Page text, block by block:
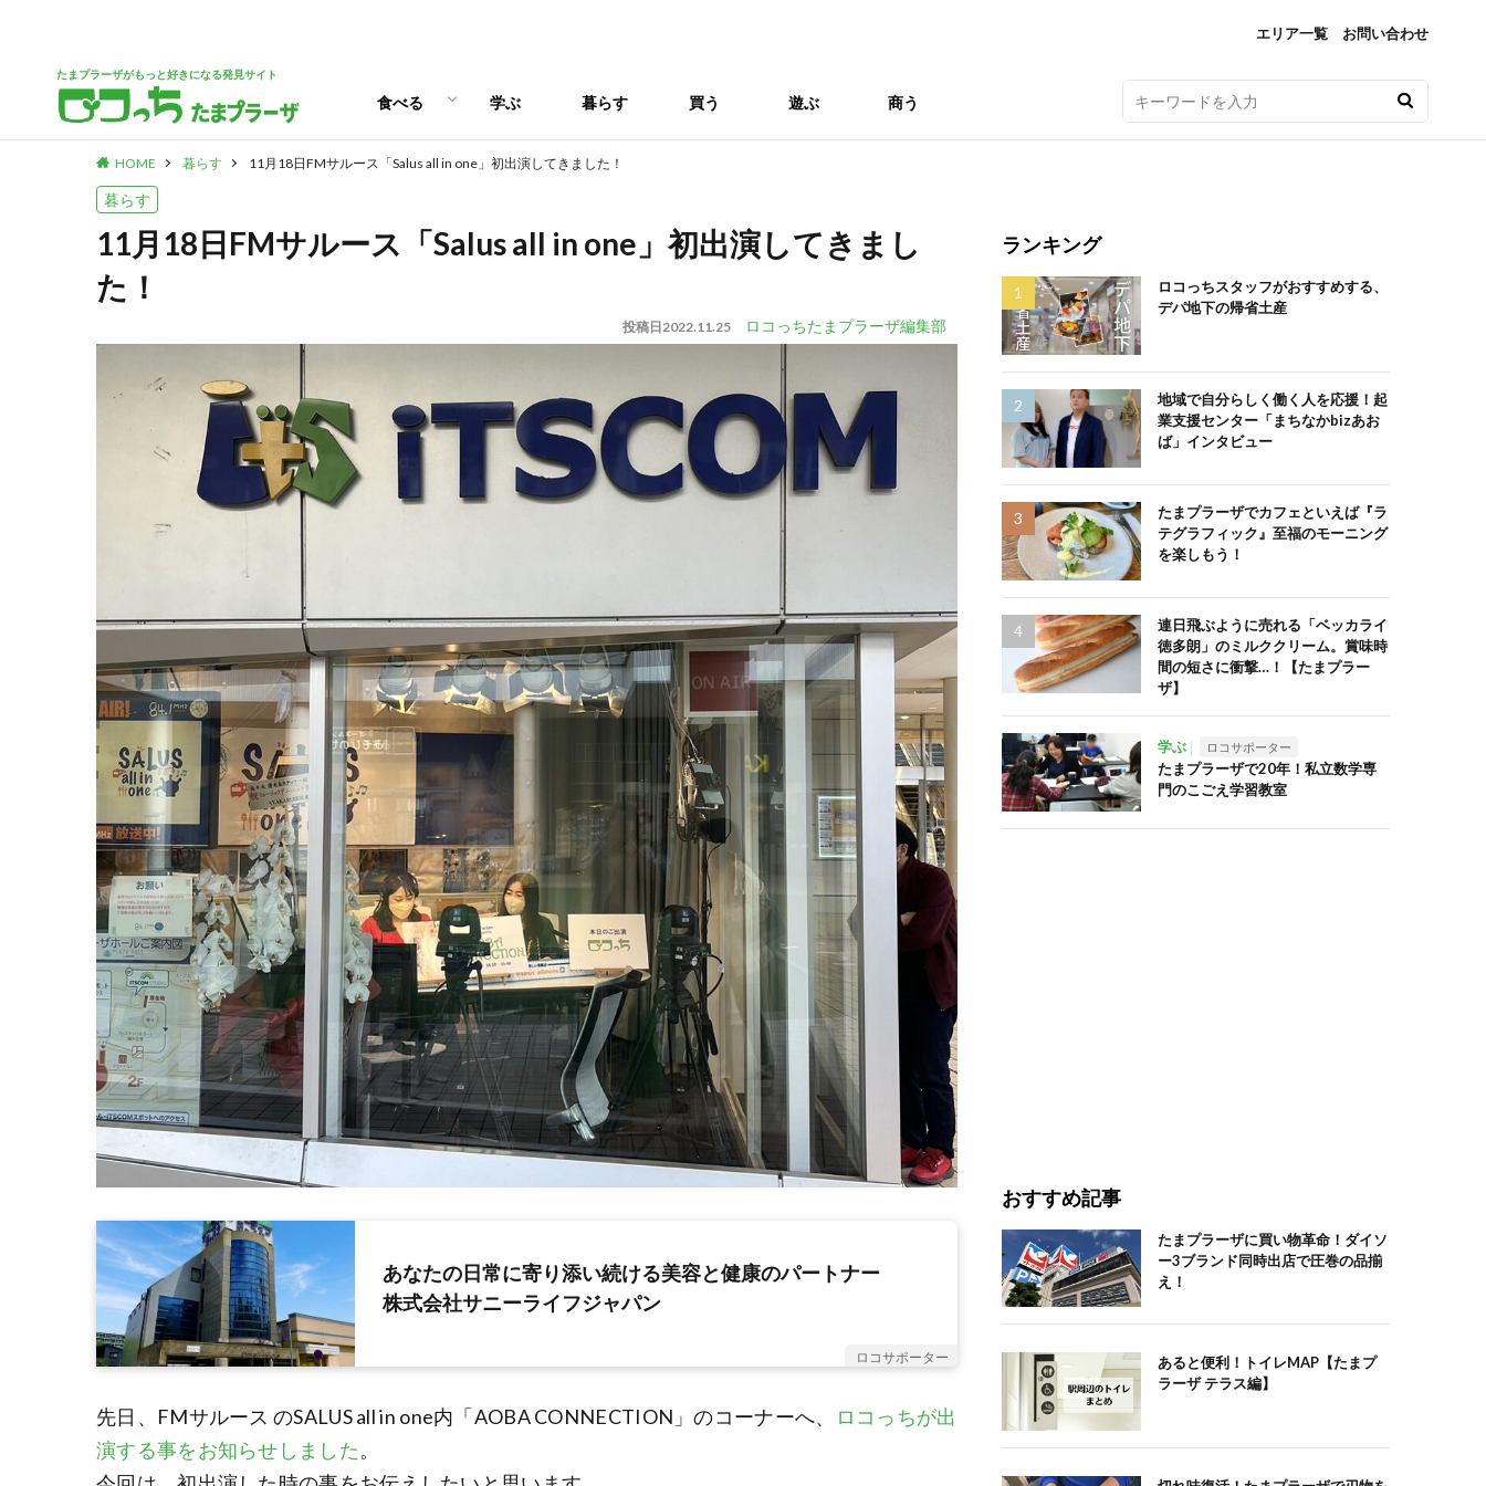
エリア一覧 お問い合わせ
たまプラーザがもっと好きになる発見サイト
食べる
パン
スイーツ
ランチ
カフェ
学ぶ 暮らす 買う 遊ぶ 商う
HOME 暮らす 11月18日FMサルース「Salus all in one」初出演してきました！
暮らす
11月18日FMサルース「Salus all in one」初出演してきまし
た！
投稿日2022.11.25 ロコっちたまプラーザ編集部
あなたの日常に寄り添い続ける美容と健康のパートナー
株式会社サニーライフジャパン
ロコサポーター
先日、FMサルース のSALUS all in one内「AOBA CONNECTION」のコーナーへ、
ロコっちが出
演する事をお知らせしました。
ランキング
ロコっちスタッフがおすすめする、
デパ地下の帰省土産
地域で自分らしく働く人を応援！起
業支援センター「まちなかbizあお
ば」インタビュー
たまプラーザでカフェといえば『ラ
テグラフィック』至福のモーニング
を楽しもう！
連日飛ぶように売れる「ベッカライ
徳多朗」のミルククリーム。賞味時
間の短さに衝撃…！【たまプラー
ザ】
学ぶ ロコサポーター
たまプラーザで20年！私立数学専
門のこごえ学習教室
おすすめ記事
たまプラーザに買い物革命！ダイソ
ー3ブランド同時出店で圧巻の品揃
え！
あると便利！トイレMAP【たまプ
ラーザ テラス編】